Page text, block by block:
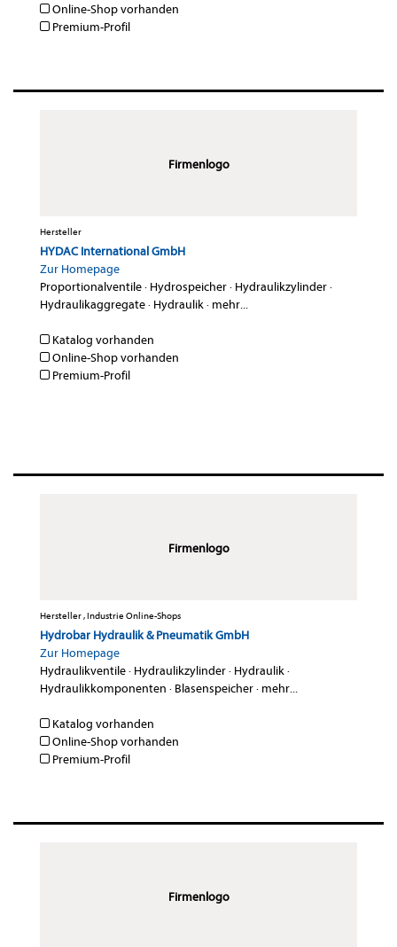
Online-Shop vorhanden
Premium-Profil
Firmenlogo
Hersteller
HYDAC International GmbH
Zur Homepage
Proportionalventile· Hydrospeicher· Hydraulikzylinder·
Hydraulikaggregate· Hydraulik· mehr...
Katalog vorhanden
Online-Shop vorhanden
Premium-Profil
Firmenlogo
Hersteller , Industrie Online-Shops
Hydrobar Hydraulik & Pneumatik GmbH
Zur Homepage
Hydraulikventile· Hydraulikzylinder· Hydraulik·
Hydraulikkomponenten · Blasenspeicher· mehr...
Katalog vorhanden
Online-Shop vorhanden
Premium-Profil
Firmenlogo